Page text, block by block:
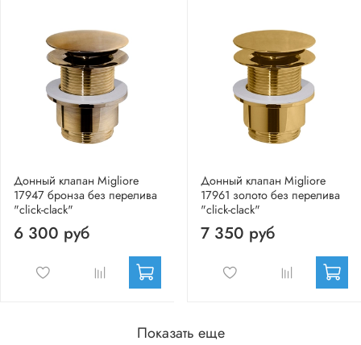
Донный клапан Migliore
17947 бронза без перелива
"click-clack"
6 300 руб
Донный клапан Migliore
17961 золото без перелива
"click-clack"
7 350 руб
Показать еще